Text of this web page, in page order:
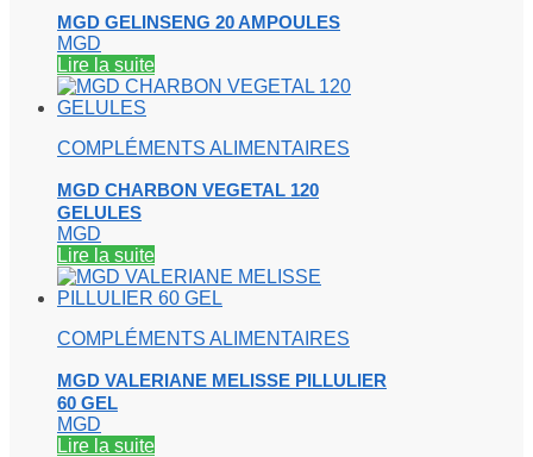
MGD GELINSENG 20 AMPOULES
MGD
Lire la suite
COMPLÉMENTS ALIMENTAIRES
MGD CHARBON VEGETAL 120
GELULES
MGD
Lire la suite
COMPLÉMENTS ALIMENTAIRES
MGD VALERIANE MELISSE PILLULIER
60 GEL
MGD
Lire la suite